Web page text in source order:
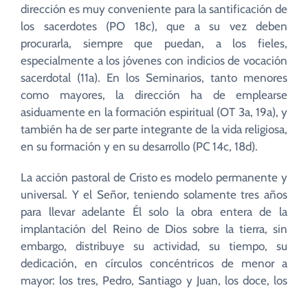
dirección es muy conveniente para la santificación de
los sacerdotes (PO 18c), que a su vez deben
procurarla, siempre que puedan, a los fieles,
especialmente a los jóvenes con indicios de vocación
sacerdotal (11a). En los Seminarios, tanto menores
como mayores, la dirección ha de emplearse
asiduamente en la formación espiritual (OT 3a, 19a), y
también ha de ser parte integrante de la vida religiosa,
en su formación y en su desarrollo (PC 14c, 18d).
La acción pastoral de Cristo es modelo permanente y
universal. Y el Señor, teniendo solamente tres años
para llevar adelante Él solo la obra entera de la
implantación del Reino de Dios sobre la tierra, sin
embargo, distribuye su actividad, su tiempo, su
dedicación, en círculos concéntricos de menor a
mayor: los tres, Pedro, Santiago y Juan, los doce, los